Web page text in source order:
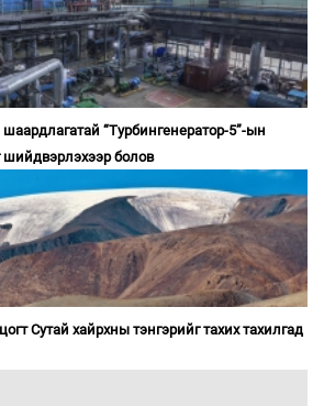
“Турбингенератор-5”-ын
болов
Сутай хайрхны тэнгэрийг тахих тахилгад